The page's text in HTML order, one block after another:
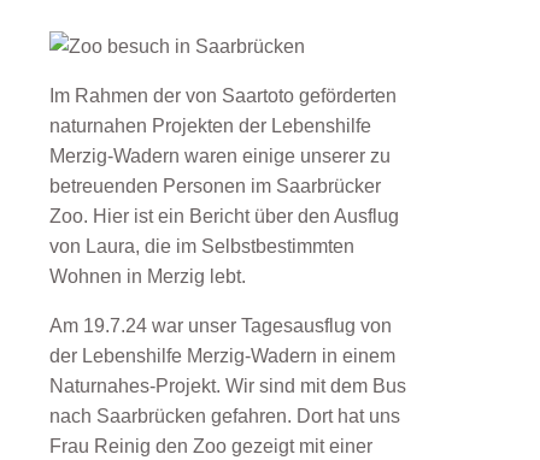
Im Rahmen der von Saartoto geförderten
naturnahen Projekten der Lebenshilfe
Merzig-Wadern waren einige unserer zu
betreuenden Personen im Saarbrücker
Zoo. Hier ist ein Bericht über den Ausflug
von Laura, die im Selbstbestimmten
Wohnen in Merzig lebt.
Am 19.7.24 war unser Tagesausflug von
der Lebenshilfe Merzig-Wadern in einem
Naturnahes-Projekt. Wir sind mit dem Bus
nach Saarbrücken gefahren. Dort hat uns
Frau Reinig den Zoo gezeigt mit einer